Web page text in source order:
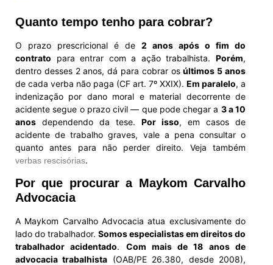
Quanto tempo tenho para cobrar?
O prazo prescricional é de 2 anos após o fim do
contrato para entrar com a ação trabalhista. Porém,
dentro desses 2 anos, dá para cobrar osúltimos 5 anos
de cada verba não paga (CF art. 7º XXIX). Em paralelo, a
indenização por dano moral e material decorrente de
acidente segue o prazo civil — que pode chegar a 3 a 10
anos dependendo da tese. Por isso, em casos de
acidente de trabalho graves, vale a pena consultar o
quanto antes para não perder direito. Veja também
verbas rescisórias.
Por que procurar a Maykom Carvalho
Advocacia
A Maykom Carvalho Advocacia atua exclusivamente do
lado do trabalhador. Somos especialistas em direitos do
trabalhador acidentado. Com mais de 18 anos de
advocacia trabalhista (OAB/PE 26.380, desde 2008),